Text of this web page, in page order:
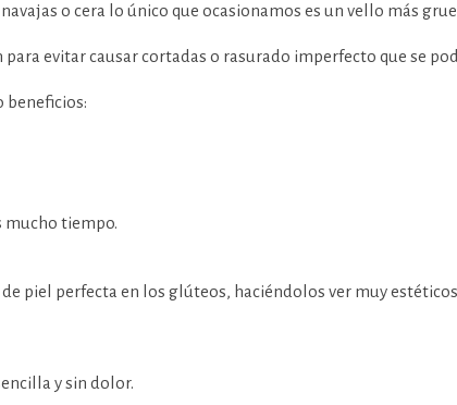
o cera lo único que ocasionamos es un vello más
evitar causar cortadas o rasurado imperfecto que se
beneficios:
mucho tiempo.
piel perfecta en los glúteos, haciéndolos ver muy
y sin dolor.